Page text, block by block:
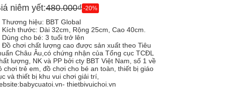
niêm yết:480.000₫ -20%
hiệu: BBT Global
thước: Dài 32cm, Rộng 25cm, Cao 40cm.
cho bé: 3 tuổi trở lên
chơi chất lượng cao được sản xuất theo Tiêu
Châu Âu,có chứng nhận của Tổng cục TCĐL
lượng, NK và PP bởi cty BBT Việt Nam, số 1 về
chơi trẻ em, đồ chơi cho bé an toàn, thiết bị giáo
và thiết bị khu vui chơi giải trí,
thietbivuichoi.vn